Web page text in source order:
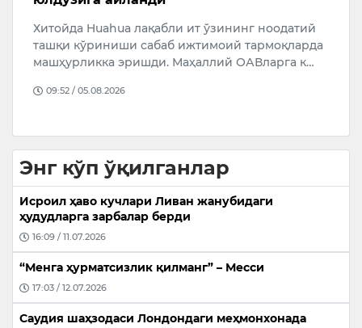
Хитойда Huahua лақабли ит ўзининг ноодатий
ташқи кўриниши сабаб ижтимоий тармоқларда
машҳурликка эришди. Маҳаллий ОАВларга к…
09:52 / 05.08.2026
Энг кўп ўқилганлар
Исроил ҳаво кучлари Ливан жанубидаги
ҳудудларга зарбалар берди
16:09 / 11.07.2026
“Менга ҳурматсизлик қилманг” – Месси
17:03 / 12.07.2026
Саудия шаҳзодаси Лондондаги меҳмонхонада